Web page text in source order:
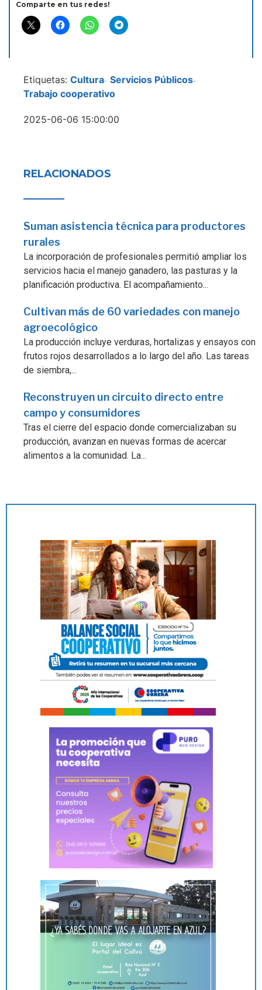
Comparte en tus redes!
Etiquetas: Cultura- Servicios Públicos-
Trabajo cooperativo
2025-06-06 15:00:00
RELACIONADOS
Suman asistencia técnica para productores
rurales
La incorporación de profesionales permitió ampliar los
servicios hacia el manejo ganadero, las pasturas y la
planificación productiva. El acompañamiento...
Cultivan más de 60 variedades con manejo
agroecológico
La producción incluye verduras, hortalizas y ensayos con
frutos rojos desarrollados a lo largo del año. Las tareas
de siembra,...
Reconstruyen un circuito directo entre
campo y consumidores
Tras el cierre del espacio donde comercializaban su
producción, avanzan en nuevas formas de acercar
alimentos a la comunidad. La...